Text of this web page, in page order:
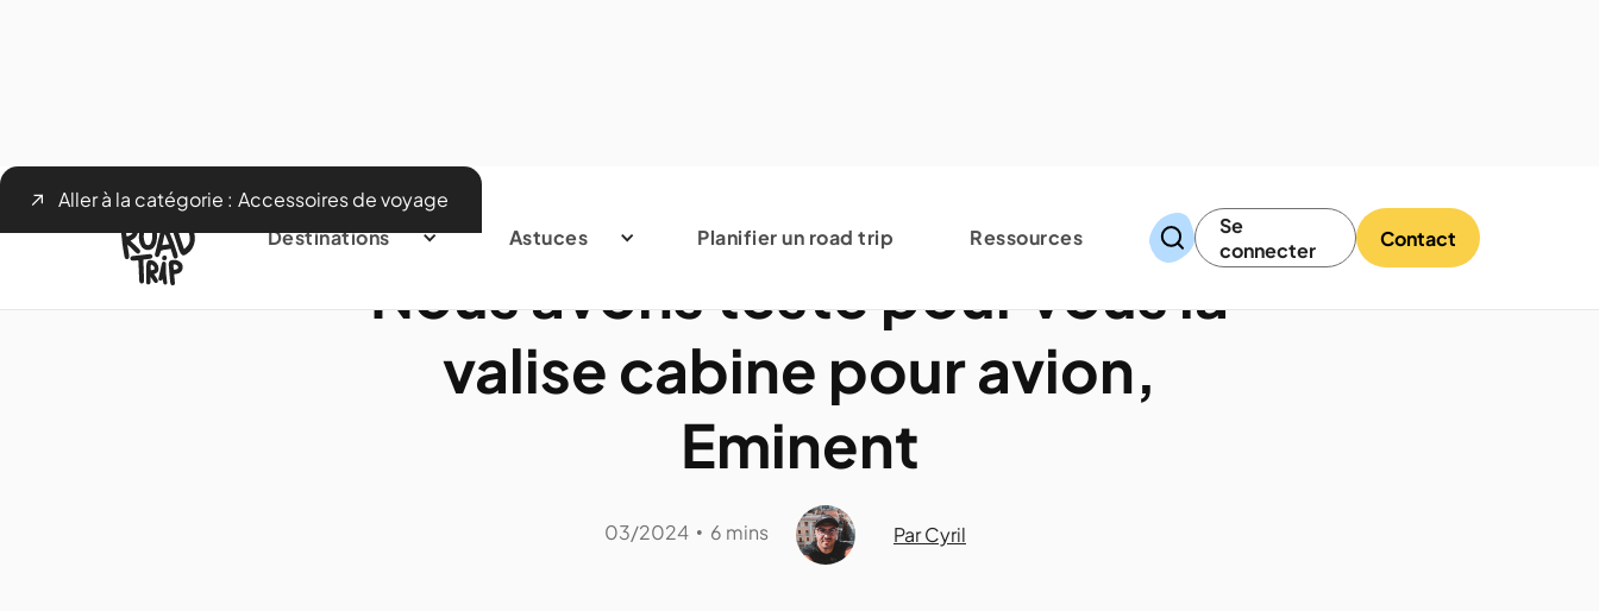
Destinations Astuces Planifier un road trip Ressources
Se
connecter
Contact
Aller à la catégorie : Accessoires de voyage
Nous avons testé pour vous la
valise cabine pour avion,
Eminent
03/2024 • 6 mins Par Cyril